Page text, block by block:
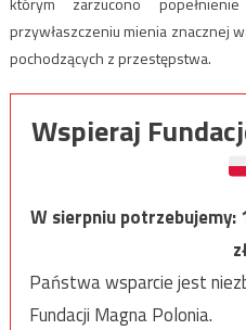
przywłaszczeniu mienia znacznej
pochodzących z przestępstwa.
Wspieraj
W sierpniu potrzebujemy:
Państwa wsparcie jest
Fundacji Magna Polonia.